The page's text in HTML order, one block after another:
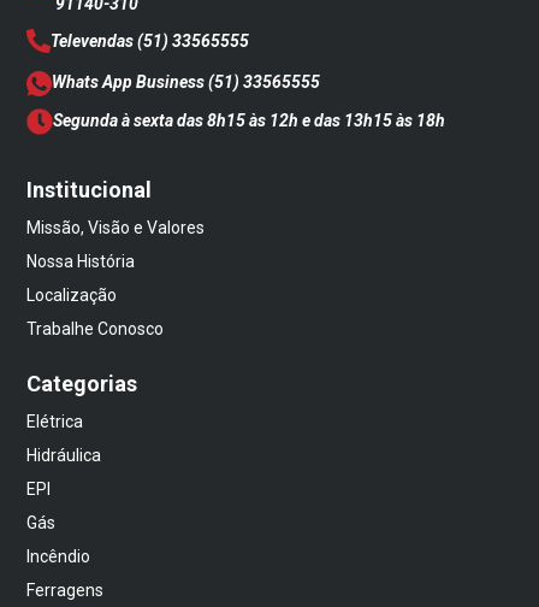
Televendas(51) 33565555
Whats App Business(51) 33565555
Segunda à sexta das 8h15 às 12h e das 13h15 às 18h
Institucional
Missão, Visão e Valores
Nossa História
Localização
Trabalhe Conosco
Categorias
Elétrica
Hidráulica
EPI
Gás
Incêndio
Ferragens